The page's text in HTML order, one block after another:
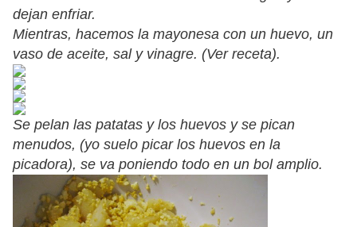
dejan enfriar.
Mientras, hacemos la mayonesa con un huevo, un
vaso de aceite, sal y vinagre. (Ver receta).
Se pelan las patatas y los huevos y se pican
menudos, (yo suelo picar los huevos en la
picadora), se va poniendo todo en un bol amplio.